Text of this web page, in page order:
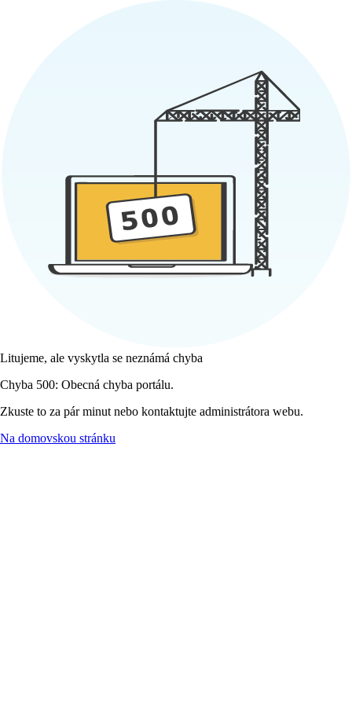
Litujeme, ale vyskytla se neznámá chyba
Chyba 500: Obecná chyba portálu.
Zkuste to za pár minut nebo kontaktujte administrátora webu.
Na domovskou stránku